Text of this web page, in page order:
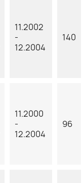
11.2002
-
12.2004
140
11.2000
-
12.2004
96